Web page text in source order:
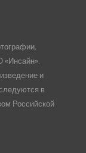
и
в
Российской